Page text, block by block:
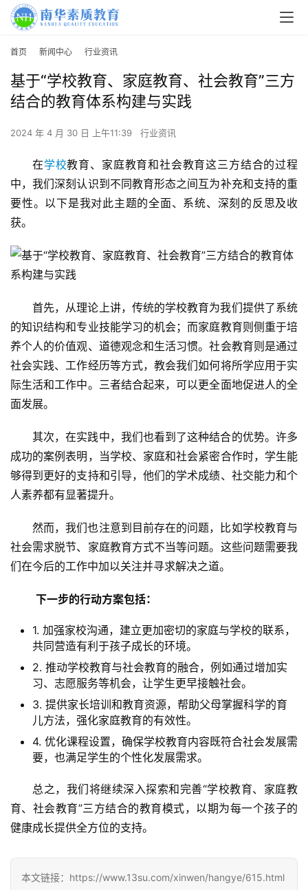
我
们
力
园
活
中
心
研
首页 新闻中心 行业资讯
基于“学校教育、家庭教育、社会教育”三方
结合的教育体系构建与实践
2024 年 4 月 30 日 上午11:39 行业资讯
在学校教育、家庭教育和社会教育这三方结合的过程
中，我们深刻认识到不同教育形态之间互为补充和支持的重
要性。以下是我对此主题的全面、系统、深刻的反思及收
获。
首先，从理论上讲，传统的学校教育为我们提供了系统
的知识结构和专业技能学习的机会；而家庭教育则侧重于培
养个人的价值观、道德观念和生活习惯。社会教育则是通过
社会实践、工作经历等方式，教会我们如何将所学应用于实
际生活和工作中。三者结合起来，可以更全面地促进人的全
面发展。
其次，在实践中，我们也看到了这种结合的优势。许多
成功的案例表明，当学校、家庭和社会紧密合作时，学生能
够得到更好的支持和引导，他们的学术成绩、社交能力和个
人素养都有显著提升。
然而，我们也注意到目前存在的问题，比如学校教育与
社会需求脱节、家庭教育方式不当等问题。这些问题需要我
们在今后的工作中加以关注并寻求解决之道。
下一步的行动方案包括：
1. 加强家校沟通，建立更加密切的家庭与学校的联系，
共同营造有利于孩子成长的环境。
2. 推动学校教育与社会教育的融合，例如通过增加实
习、志愿服务等机会，让学生更早接触社会。
3. 提供家长培训和教育资源，帮助父母掌握科学的育
儿方法，强化家庭教育的有效性。
4. 优化课程设置，确保学校教育内容既符合社会发展需
要，也满足学生的个性化发展需求。
总之，我们将继续深入探索和完善“学校教育、家庭教
育、社会教育”三方结合的教育模式，以期为每一个孩子的
健康成长提供全方位的支持。
本文链接：https://www.13su.com/xinwen/hangye/615.html